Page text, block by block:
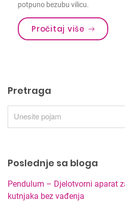
potpuno bezubu vilicu.
Pročitaj više
Pretraga
Poslednje sa bloga
Pendulum – Djelotvorni aparat
kutnjaka bez vađenja